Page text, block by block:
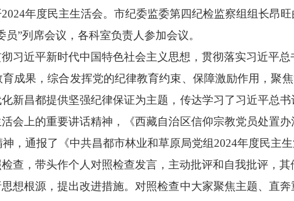
年度民主生活会。市纪委监委第四纪检监察组组长昂
”列席会议，各科室负责人参加会议。
习近平新时代中国特色社会主义思想，贯彻落实习近平
成果，综合发挥党的纪律教育约束、保障激励作用，聚
新昌都提供坚强纪律保证为主题， 传达学习了习近平总
会上的重要讲话精神，《西藏自治区信仰宗教党员处置
，通报了《中共昌都市林业和草原局党组2024年度民主生
查，带头作个人对照检查发言，主动批评和自我批评 ，其
想根源，提出改进措施。对照检查中大家聚焦主题、直